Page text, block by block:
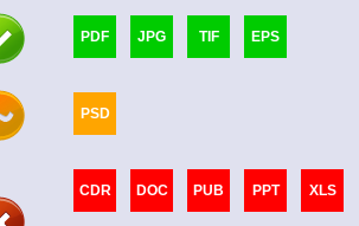
PDF JPG TIF EPS
PSD
CDR DOC PUB PPT XLS